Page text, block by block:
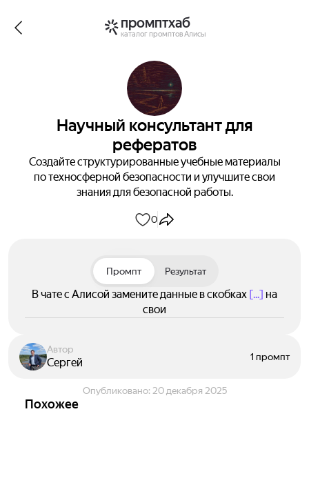
промптхаб
каталог промптов Алисы
Научный консультант для
рефератов
Создайте структурированные учебные материалы
по техносферной безопасности и улучшите свои
знания для безопасной работы.
0
Промпт Результат
В чате с Алисой замените данные в скобках [...] на
свои
Автор
Сергей 1 промпт
Опубликовано: 20 декабря 2025
Похожее